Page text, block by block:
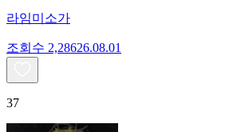
라임미소가
조회수 2,28626.08.01
37